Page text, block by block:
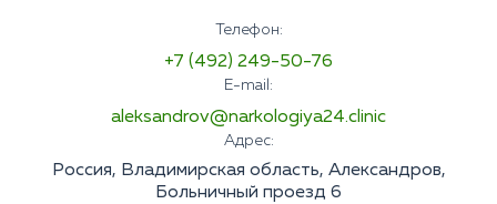
Опыт работы от 1 до 3 лет;
Знание основ психиатрии и наркологии, а также
основных методов инструментальной и лабораторной
диагностики;
Умение работать в команде;
Ответственность;
Пунктуальность и высокая
Телефон:
+7 (492) 249-50-76
E-mail:
aleksandrov@narkologiya24.clinic
Адрес:
Россия, Владимирская область, Александров,
Больничный проезд 6